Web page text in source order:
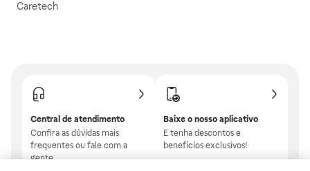
Caretech
Central de atendimento
Confira as dúvidas mais
frequentes ou fale com a
gente.
Baixe o nosso aplicativo
E tenha descontos e
benefícios exclusivos!